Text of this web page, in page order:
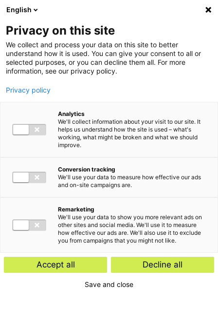
Ga direct naar de inhoud
English
Privacy on this site
We collect and process your data on this site to better
understand how it is used. You can give your consent to all or
selected purposes, or you can decline them all. For more
information, see our privacy policy.
Privacy policy
Analytics
We'll collect information about your visit to our site. It
helps us understand how the site is used – what's
working, what might be broken and what we should
improve.
Conversion tracking
We'll use your data to measure how effective our ads
and on-site campaigns are.
Remarketing
We'll use your data to show you more relevant ads on
other sites and social media. We'll use it to measure
how effective our ads are. We'll also use it to exclude
you from campaigns that you might not like.
Accept all Decline all
Save and close